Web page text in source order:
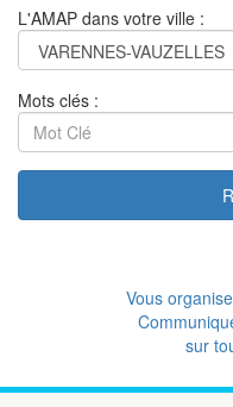
L'AMAP dans votre ville :
Mots clés :
Vous
sur